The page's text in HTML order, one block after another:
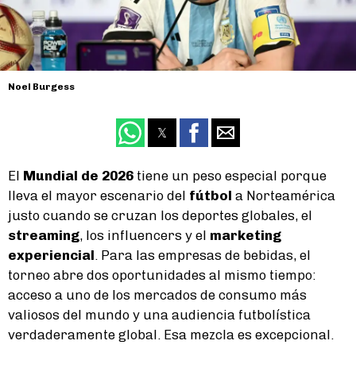
Noel Burgess
El Mundial de 2026 tiene un peso especial porque
lleva el mayor escenario del fútbol a Norteamérica
justo cuando se cruzan los deportes globales, el
streaming, los influencers y el marketing
experiencial . Para las empresas de bebidas, el
torneo abre dos oportunidades al mismo tiempo:
acceso a uno de los mercados de consumo más
valiosos del mundo y una audiencia futbolística
verdaderamente global. Esa mezcla es excepcional.